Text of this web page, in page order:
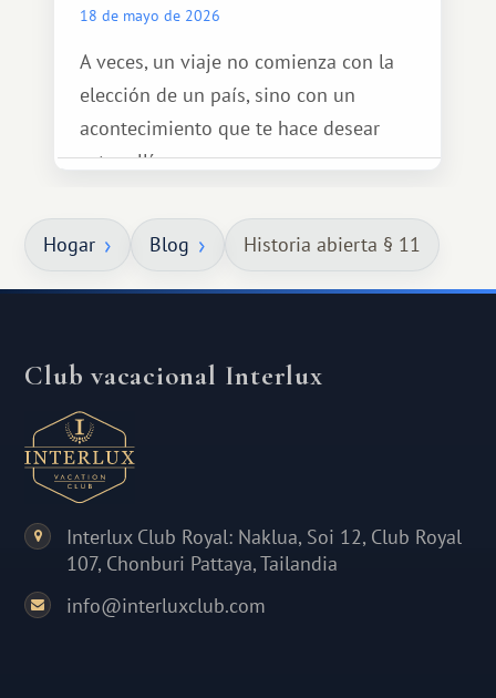
18 de mayo de 2026
A veces, un viaje no comienza con la
elección de un país, sino con un
acontecimiento que te hace desear
estar allí...
Hogar Blog Historia abierta § 11
Club vacacional Interlux
Interlux Club Royal: Naklua, Soi 12, Club Royal
107, Chonburi Pattaya, Tailandia
info@interluxclub.com